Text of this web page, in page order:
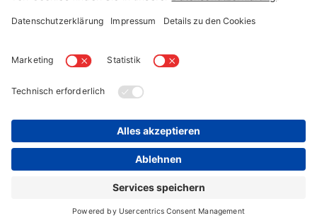
Impressum → Datenschutz →
AGB →
Cookie-Einstellungen
Widerruf →